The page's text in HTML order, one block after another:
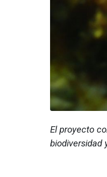
El proyecto
biodiversidad